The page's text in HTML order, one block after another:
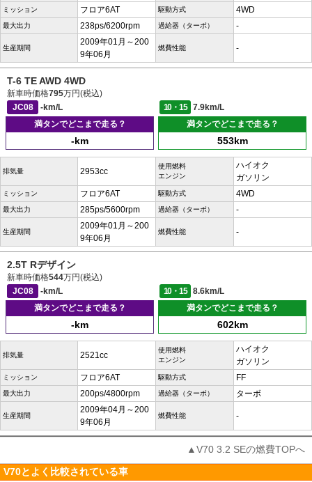
ミッション フロア6AT 駆動方式 4WD
最大出力 238ps/6200rpm 過給器（ターボ） -
生産期間
2009年01月～200
9年06月
燃費性能 -
T-6 TE AWD 4WD
新車時価格795万円(税込)
JC08
-km/L 10・15
7.9km/L
満タンでどこまで走る？
-km
満タンでどこまで走る？
553km
排気量 2953cc
使用燃料
エンジン
ハイオク
ガソリン
ミッション フロア6AT 駆動方式 4WD
最大出力 285ps/5600rpm 過給器（ターボ） -
生産期間
2009年01月～200
9年06月
燃費性能 -
2.5T Rデザイン
新車時価格544万円(税込)
JC08
-km/L 10・15
8.6km/L
満タンでどこまで走る？
-km
満タンでどこまで走る？
602km
排気量 2521cc
使用燃料
エンジン
ハイオク
ガソリン
ミッション フロア6AT 駆動方式 FF
最大出力 200ps/4800rpm 過給器（ターボ） ターボ
生産期間
2009年04月～200
9年06月
燃費性能 -
▲V70 3.2 SEの燃費TOPへ
V70とよく比較されている車